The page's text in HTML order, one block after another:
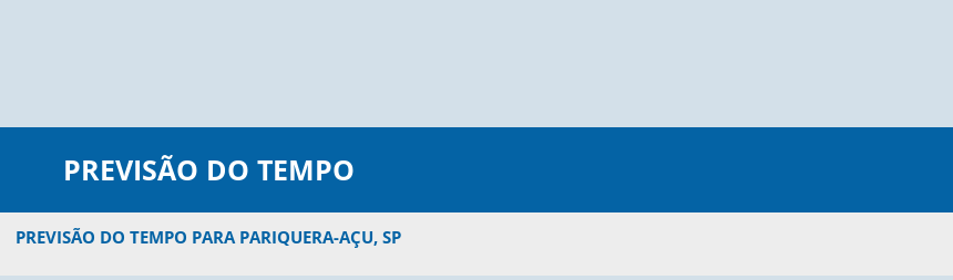
PREVISÃO DO TEMPO
PREVISÃO DO TEMPO PARA PARIQUERA-AÇU, SP